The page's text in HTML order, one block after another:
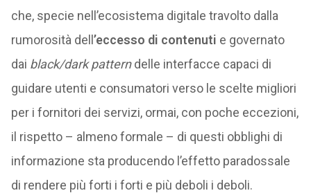
che, specie nell’ecosistema digitale travolto dalla
rumorosità dell ’eccesso di contenuti e governato
dai black/dark patterndelle interfacce capaci di
guidare utenti e consumatori verso le scelte migliori
per i fornitori dei servizi, ormai, con poche eccezioni,
il rispetto – almeno formale – di questi obblighi di
informazione sta producendo l’effetto paradossale
di rendere più forti i forti e più deboli i deboli.